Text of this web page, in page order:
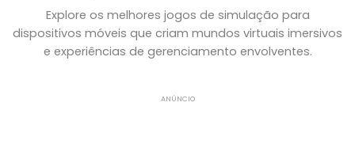
Explore os melhores jogos de simulação para
dispositivos móveis que criam mundos virtuais imersivos
e experiências de gerenciamento envolventes.
ANÚNCIO